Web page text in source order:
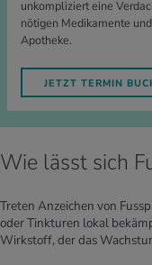
unkompliziert eine
nötigen Medikamente
Apotheke.
JETZT TERMIN
Wie lässt sich
Treten Anzeichen von
oder Tinkturen lokal
Wirkstoff, der das